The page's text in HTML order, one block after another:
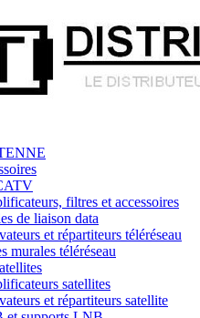
filtres et accessoires
de liaison data
et répartiteurs téléréseau
murales téléréseau
satellites
et répartiteurs satellite